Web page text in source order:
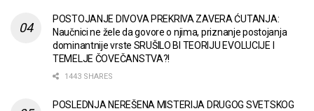
POSTOJANJE DIVOVA PREKRIVA ZAVERA ĆUTANJA:
Naučnici ne žele da govore o njima, priznanje postojanja
dominantnije vrste SRUŠILO BI TEORIJU EVOLUCIJE I
TEMELJE ČOVEČANSTVA?!
1443 SHARES
POSLEDNJA NEREŠENA MISTERIJA DRUGOG SVETSKOG